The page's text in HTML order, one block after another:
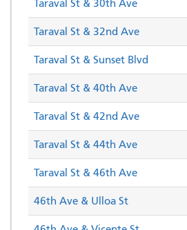
Taraval St & 30th Ave
Taraval St & 32nd Ave
Taraval St & Sunset Blvd
Taraval St & 40th Ave
Taraval St & 42nd Ave
Taraval St & 44th Ave
Taraval St & 46th Ave
46th Ave & Ulloa St